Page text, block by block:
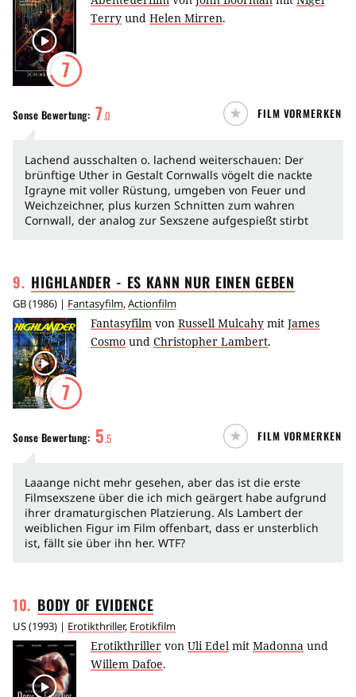
7
Terry und Helen Mirren.
Sonse Bewertung: 7.0 FILM VORMERKEN
Lachend ausschalten o. lachend weiterschauen: Der
brünftige Uther in Gestalt Cornwalls vögelt die nackte
Igrayne mit voller Rüstung, umgeben von Feuer und
Weichzeichner, plus kurzen Schnitten zum wahren
Cornwall, der analog zur Sexszene aufgespießt stirbt
9. HIGHLANDER - ES KANN NUR EINENGEBEN
GB(1986) | Fantasyfilm,Actionfilm
7
Fantasyfilm von Russell Mulcahy mit James
Cosmo und Christopher Lambert.
Sonse Bewertung: 5.5 FILM VORMERKEN
Laaange nicht mehr gesehen, aber das ist die erste
Filmsexszene über die ich mich geärgert habe aufgrund
ihrer dramaturgischen Platzierung. Als Lambert der
weiblichen Figur im Film offenbart, dass er unsterblich
ist, fällt sie über ihn her. WTF?
10. BODY OF EVIDENCE
US(1993) | Erotikthriller, Erotikfilm
Erotikthriller von Uli Edel mit Madonna und
Willem Dafoe.